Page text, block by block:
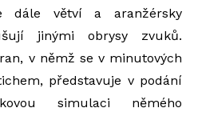
dále větví a aranžérsky
jinými obrysy zvuků.
v němž se v minutových
představuje v podání
simulaci němého